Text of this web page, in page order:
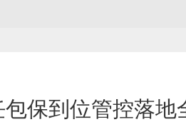
包保到位管控落地